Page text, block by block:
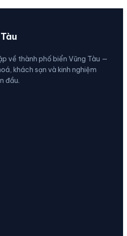
về thành phố biển Vũng Tàu —
khách sạn và kinh nghiệm
đầu.